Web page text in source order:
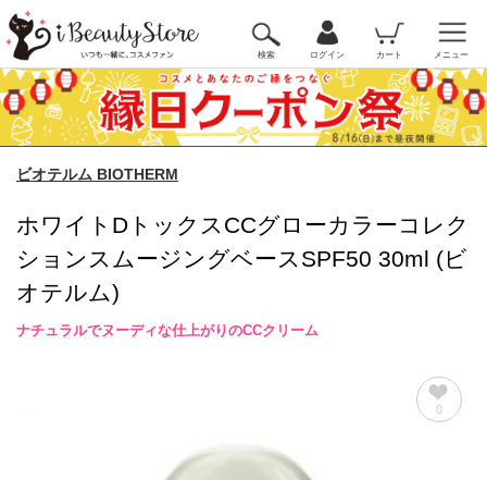
検索 ログイン カート メニュー
ビオテルム BIOTHERM
ホワイトDトックスCCグローカラーコレク
ションスムージングベースSPF50 30ml (ビ
オテルム)
ナチュラルでヌーディな仕上がりのCCクリーム
0